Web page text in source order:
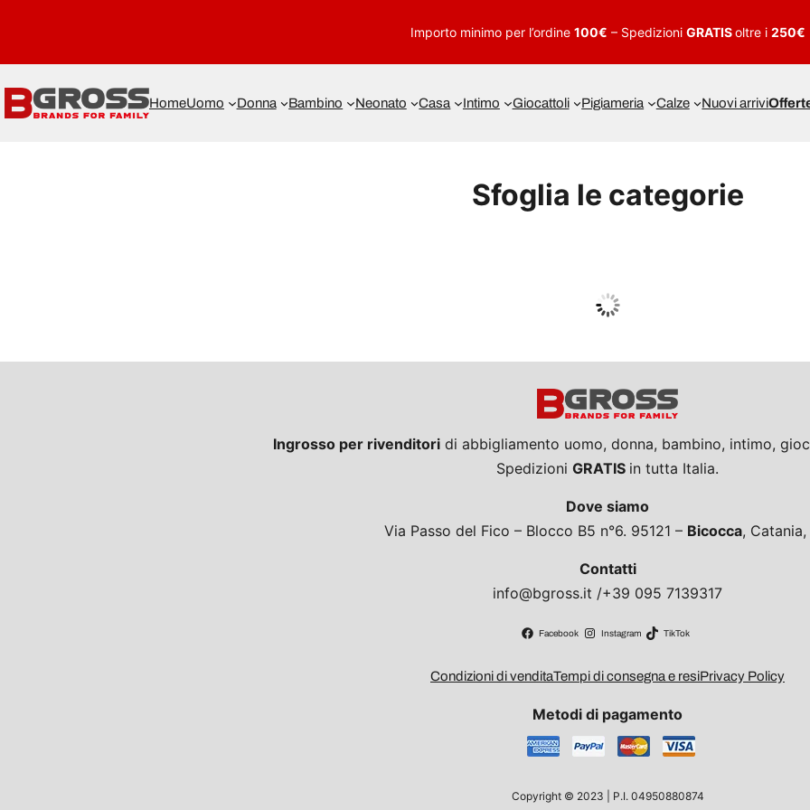
Importo minimo per l’ordine 100€ – Spedizioni GRATISoltre i 250€
HomeUomo Donna Bambino Neonato Casa Intimo Giocattoli Pigiameria Calze Nuovi arrivi
Sfoglia le categorie
Guarda tutto
Ingrosso per rivenditori di abbigliamento uomo, donna, bambino, intimo,
Spedizioni GRATIS in tutta Italia.
Dove siamo
Via Passo del Fico – Blocco B5 n°6. 95121 – Bicocca,
Contatti
info@bgross.it /+39 095 7139317
Facebook Instagram TikTok
Condizioni di venditaTempi di consegna e resiPrivacy Policy
Metodi di pagamento
Copyright © 2023 | P.I. 04950880874